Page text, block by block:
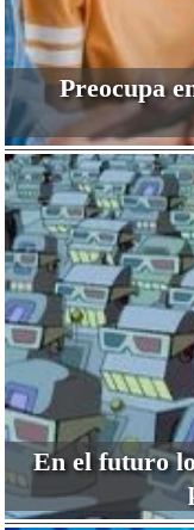
Preocupa
En el futuro